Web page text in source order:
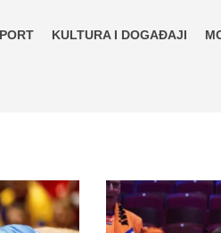
KULTURA I DOGAĐAJI